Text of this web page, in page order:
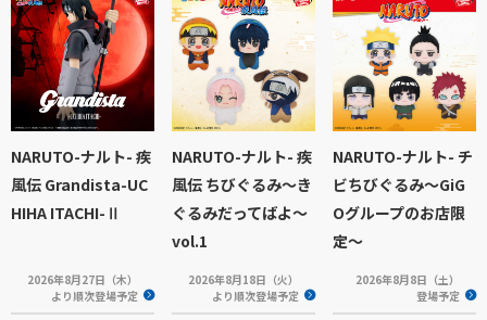
NARUTO-ナルト- 疾
風伝 Grandista-UC
HIHA ITACHI-Ⅱ
2026年8月27日（木）
より順次登場予定
NARUTO-ナルト- 疾
風伝 ちびぐるみ～き
ぐるみだってばよ～
vol.1
2026年8月18日（火）
より順次登場予定
NARUTO-ナルト- チ
ビちびぐるみ〜GiG
Oグループのお店限
定〜
2026年8月8日（土）
登場予定